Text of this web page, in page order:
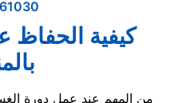
كيفية الحفاظ
من المهم عند عمل دورة